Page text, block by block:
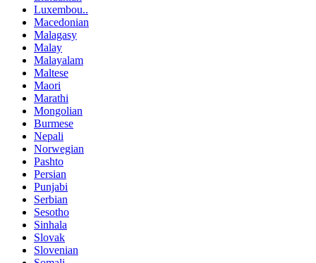
Luxembou..
Macedonian
Malagasy
Malay
Malayalam
Maltese
Maori
Marathi
Mongolian
Burmese
Nepali
Norwegian
Pashto
Persian
Punjabi
Serbian
Sesotho
Sinhala
Slovak
Slovenian